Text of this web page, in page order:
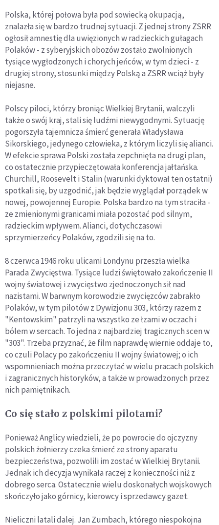
Polska, której połowa była pod sowiecką okupacją,
znalazła się w bardzo trudnej sytuacji. Z jednej strony ZSRR
ogłosił amnestię dla uwięzionych w radzieckich gułagach
Polaków - z syberyjskich obozów zostało zwolnionych
tysiące wygłodzonych i chorych jeńców, w tym dzieci - z
drugiej strony, stosunki między Polską a ZSRR wciąż były
niejasne.
Polscy piloci, którzy broniąc Wielkiej Brytanii, walczyli
także o swój kraj, stali się ludźmi niewygodnymi. Sytuację
pogorszyła tajemnicza śmierć generała Władysława
Sikorskiego, jedynego człowieka, z którym liczyli się alianci.
W efekcie sprawa Polski została zepchnięta na drugi plan,
co ostatecznie przypieczętowała konferencja jałtańska.
Churchill, Roosevelt i Stalin (warunki dyktował ten ostatni)
spotkali się, by uzgodnić, jak będzie wyglądał porządek w
nowej, powojennej Europie. Polska bardzo na tym straciła -
ze zmienionymi granicami miała pozostać pod silnym,
radzieckim wpływem. Alianci, dotychczasowi
sprzymierzeńcy Polaków, zgodzili się na to.
8 czerwca 1946 roku ulicami Londynu przeszła wielka
Parada Zwycięstwa. Tysiące ludzi świętowało zakończenie II
wojny światowej i zwycięstwo zjednoczonych sił nad
nazistami. W barwnym korowodzie zwycięzców zabrakło
Polaków, w tym pilotów z Dywizjonu 303, którzy razem z
"Kentowskim" patrzyli na wszystko ze łzami w oczach i
bólem w sercach. To jedna z najbardziej tragicznych scen w
"303". Trzeba przyznać, że film naprawdę wiernie oddaje to,
co czuli Polacy po zakończeniu II wojny światowej; o ich
wspomnieniach można przeczytać w wielu pracach polskich
i zagranicznych historyków, a także w prowadzonych przez
nich pamiętnikach.
Co się stało z polskimi pilotami?
Ponieważ Anglicy wiedzieli, że po powrocie do ojczyzny
polskich żołnierzy czeka śmierć ze strony aparatu
bezpieczeństwa, pozwolili im zostać w Wielkiej Brytanii.
Jednak ich decyzja wynikała raczej z konieczności niż z
dobrego serca. Ostatecznie wielu doskonałych wojskowych
skończyło jako górnicy, kierowcy i sprzedawcy gazet.
Nieliczni latali dalej. Jan Zumbach, którego niespokojna